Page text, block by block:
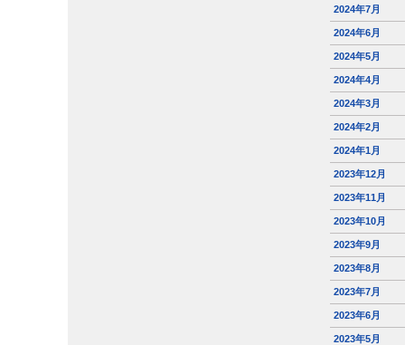
2024年7月
2024年6月
2024年5月
2024年4月
2024年3月
2024年2月
2024年1月
2023年12月
2023年11月
2023年10月
2023年9月
2023年8月
2023年7月
2023年6月
2023年5月